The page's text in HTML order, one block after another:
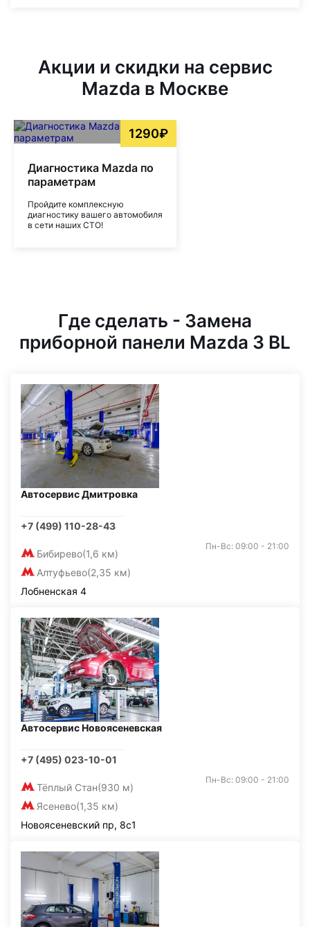
Акции и скидки на сервис
Mazda в Москве
1290₽
Диагностика Mazda по
параметрам
Пройдите комплексную
диагностику вашего автомобиля
в сети наших СТО!
Где сделать - Замена
приборной панели Mazda 3 BL
Автосервис Дмитровка
+7 (499) 110-28-43
Бибирево(1,6 км)
Алтуфьево(2,35 км)
Пн-Вс: 09:00 - 21:00
Лобненская 4
Автосервис Новоясеневская
+7 (495) 023-10-01
Тёплый Стан(930 м)
Ясенево(1,35 км)
Пн-Вс: 09:00 - 21:00
Новоясеневский пр, 8с1